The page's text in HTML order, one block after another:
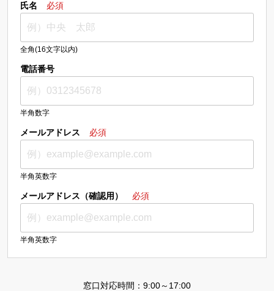
氏名 必須
全角(16文字以内)
電話番号
半角数字
メールアドレス 必須
半角英数字
メールアドレス（確認用） 必須
半角英数字
窓口対応時間：9:00～17:00